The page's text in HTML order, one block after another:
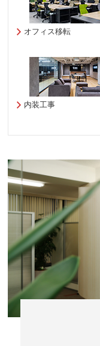
オフィス移転
内装工事